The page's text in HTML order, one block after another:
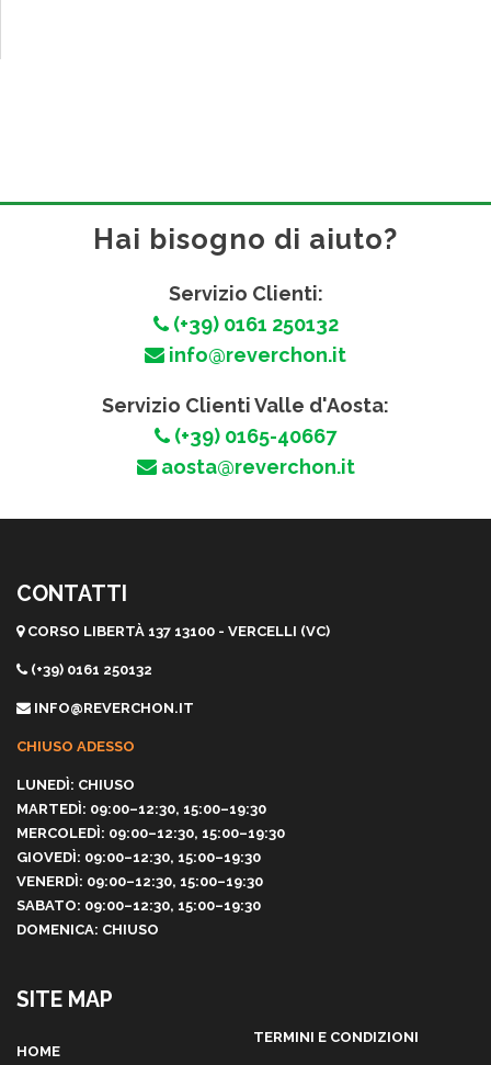
Hai bisogno di aiuto?
Servizio Clienti:
(+39) 0161 250132
info@reverchon.it
Servizio Clienti Valle d'Aosta:
(+39) 0165-40667
aosta@reverchon.it
CONTATTI
CORSO LIBERTÀ 137 13100 - VERCELLI (VC)
(+39) 0161 250132
INFO@REVERCHON.IT
CHIUSO ADESSO
LUNEDÌ: CHIUSO
MARTEDÌ: 09:00–12:30, 15:00–19:30
MERCOLEDÌ: 09:00–12:30, 15:00–19:30
GIOVEDÌ: 09:00–12:30, 15:00–19:30
VENERDÌ: 09:00–12:30, 15:00–19:30
SABATO: 09:00–12:30, 15:00–19:30
DOMENICA: CHIUSO
SITE MAP
HOME
TERMINI E CONDIZIONI